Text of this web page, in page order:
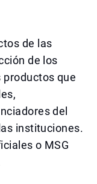
de las
de los
que
del
instituciones.
o MSG